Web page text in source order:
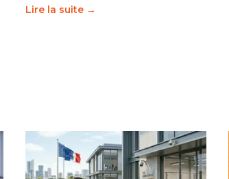
Lire la suite →